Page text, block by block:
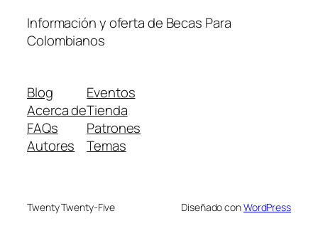
Información y oferta de Becas Para
Colombianos
Blog
Acerca de
FAQs
Autores
Eventos
Tienda
Patrones
Temas
Twenty Twenty-Five Diseñado conWordPress